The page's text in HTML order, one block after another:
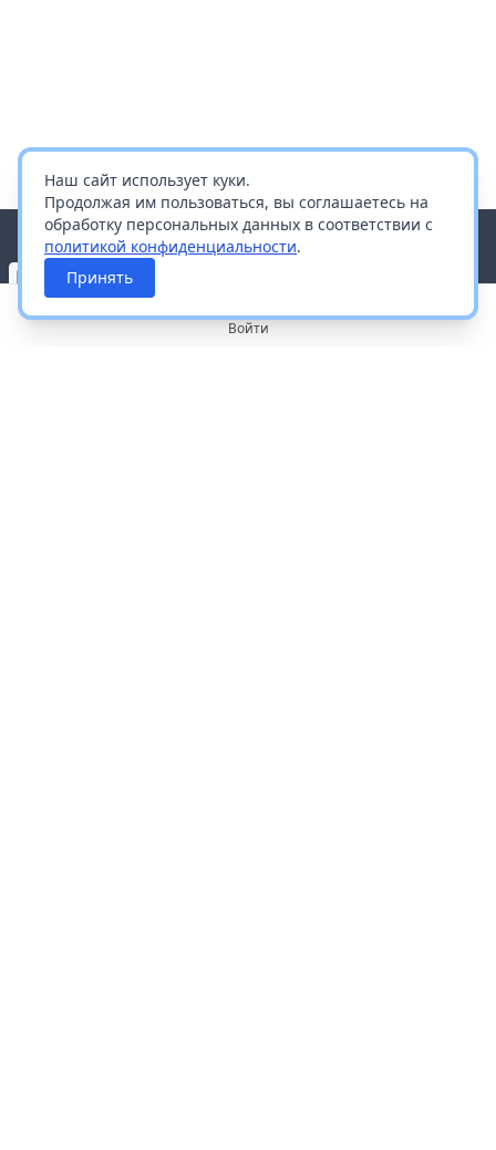
Наш сайт использует куки.
Продолжая им пользоваться, вы соглашаетесь на
обработку персональных данных в соответствии с
политикой конфиденциальности.
Принять
Войти